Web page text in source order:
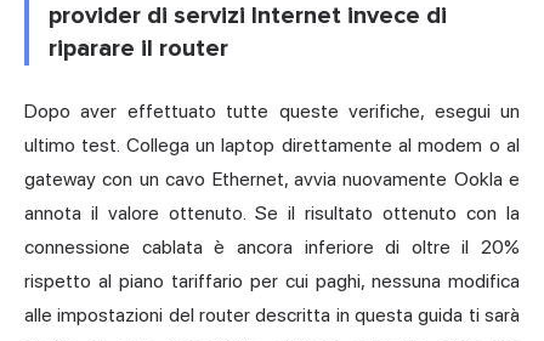
provider di servizi Internet invece di
riparare il router
Dopo aver effettuato tutte queste verifiche, esegui un
ultimo test. Collega un laptop direttamente al modem o al
gateway con un cavo Ethernet, avvia nuovamente Ookla e
annota il valore ottenuto. Se il risultato ottenuto con la
connessione cablata è ancora inferiore di oltre il 20%
rispetto al piano tariffario per cui paghi, nessuna modifica
alle impostazioni del router descritta in questa guida ti sarà